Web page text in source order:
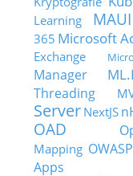
Learning
MAUI
365 Microsoft
Exchange
Manager
Threading
Server NextJS
OAD
Mapping OWASP
Apps